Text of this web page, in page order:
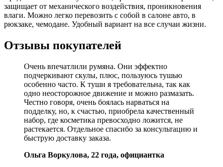
защищает от механического воздействия, проникновения
влаги. Можно легко перевозить с собой в салоне авто, в
рюкзаке, чемодане. Удобный вариант на все случаи жизни.
Отзывы покупателей
Очень впечатлили румяна. Они эффектно
подчеркивают скулы, плюс, пользуюсь тушью
особенно часто. К туши я требовательна, так как
одно неосторожное движение и можно размазать.
Честно говоря, очень боялась нарваться на
подделку, но, к счастью, приобрела качественный
набор, где косметика превосходно ложится, не
растекается. Отдельное спасибо за консультацию и
быструю доставку заказа.
Ольга Воркулова, 22 года, официантка